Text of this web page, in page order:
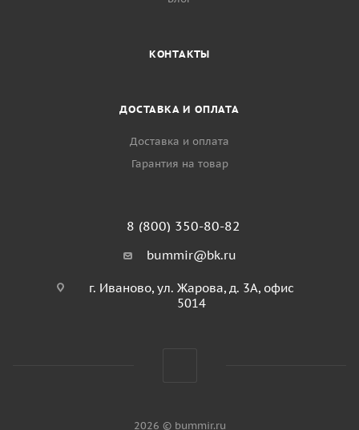
КОНТАКТЫ
ДОСТАВКА И ОПЛАТА
Доставка и оплата
Гарантия на товар
8 (800) 350-80-82
bummir@bk.ru
г. Иваново, ул. Жарова, д. 3А, офис
5014
2026 © bummir.ru